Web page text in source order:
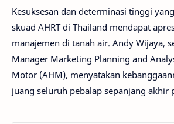
Kesuksesan dan determinasi tinggi
skuad AHRT di Thailand mendapat
manajemen di tanah air. Andy Wijaya,
Manager Marketing Planning and
Motor (AHM), menyatakan
juang seluruh pebalap sepanjang akhir